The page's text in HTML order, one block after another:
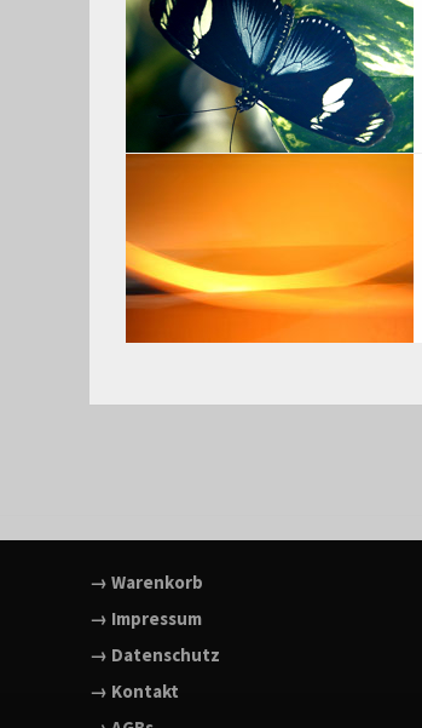
→ Warenkorb
→ Impressum
→ Datenschutz
→ Kontakt